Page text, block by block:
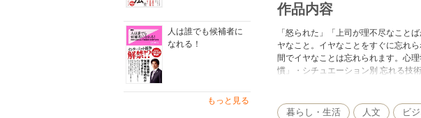
人は誰でも候補者に
なれる！
もっと見る
作品内容
「怒られた」「上司が理不尽なこと
ヤなこと。イヤなことをすぐに忘れ
間でイヤなことは忘れられます。心
慣」・シチュエーション別 忘れる技
暮らし・生活 人文 ビ